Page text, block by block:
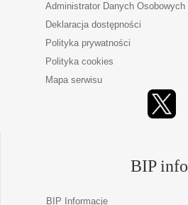
Administrator Danych Osobowych
Deklaracja dostępności
Polityka prywatności
Polityka cookies
Mapa serwisu
BIP info
BIP Informacje